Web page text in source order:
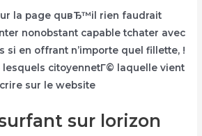
la page quвЂ™il rien faudrait
nonobstant capable tchater avec
si en offrant n’importe quel fillette, !
citoyennetГ© laquelle vient
sur le website
sur lorizon